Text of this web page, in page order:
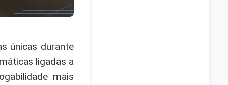
únicas durante
ligadas a
mais